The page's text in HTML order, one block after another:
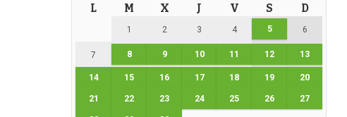
L M X J V S D
1 2 3 4 5 6
7 8 9 10 11 12 13
14 15 16 17 18 19 20
21 22 23 24 25 26 27